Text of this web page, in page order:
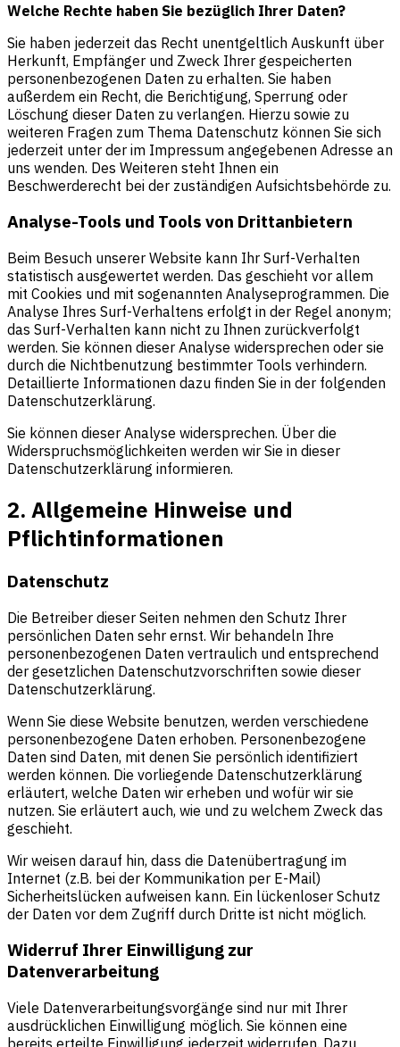
Welche Rechte haben Sie bezüglich Ihrer Daten?
Sie haben jederzeit das Recht unentgeltlich Auskunft über
Herkunft, Empfänger und Zweck Ihrer gespeicherten
personenbezogenen Daten zu erhalten. Sie haben
außerdem ein Recht, die Berichtigung, Sperrung oder
Löschung dieser Daten zu verlangen. Hierzu sowie zu
weiteren Fragen zum Thema Datenschutz können Sie sich
jederzeit unter der im Impressum angegebenen Adresse an
uns wenden. Des Weiteren steht Ihnen ein
Beschwerderecht bei der zuständigen Aufsichtsbehörde zu.
Analyse-Tools und Tools von Drittanbietern
Beim Besuch unserer Website kann Ihr Surf-Verhalten
statistisch ausgewertet werden. Das geschieht vor allem
mit Cookies und mit sogenannten Analyseprogrammen. Die
Analyse Ihres Surf-Verhaltens erfolgt in der Regel anonym;
das Surf-Verhalten kann nicht zu Ihnen zurückverfolgt
werden. Sie können dieser Analyse widersprechen oder sie
durch die Nichtbenutzung bestimmter Tools verhindern.
Detaillierte Informationen dazu finden Sie in der folgenden
Datenschutzerklärung.
Sie können dieser Analyse widersprechen. Über die
Widerspruchsmöglichkeiten werden wir Sie in dieser
Datenschutzerklärung informieren.
2. Allgemeine Hinweise und
Pflichtinformationen
Datenschutz
Die Betreiber dieser Seiten nehmen den Schutz Ihrer
persönlichen Daten sehr ernst. Wir behandeln Ihre
personenbezogenen Daten vertraulich und entsprechend
der gesetzlichen Datenschutzvorschriften sowie dieser
Datenschutzerklärung.
Wenn Sie diese Website benutzen, werden verschiedene
personenbezogene Daten erhoben. Personenbezogene
Daten sind Daten, mit denen Sie persönlich identifiziert
werden können. Die vorliegende Datenschutzerklärung
erläutert, welche Daten wir erheben und wofür wir sie
nutzen. Sie erläutert auch, wie und zu welchem Zweck das
geschieht.
Wir weisen darauf hin, dass die Datenübertragung im
Internet (z.B. bei der Kommunikation per E-Mail)
Sicherheitslücken aufweisen kann. Ein lückenloser Schutz
der Daten vor dem Zugriff durch Dritte ist nicht möglich.
Widerruf Ihrer Einwilligung zur
Datenverarbeitung
Viele Datenverarbeitungsvorgänge sind nur mit Ihrer
ausdrücklichen Einwilligung möglich. Sie können eine